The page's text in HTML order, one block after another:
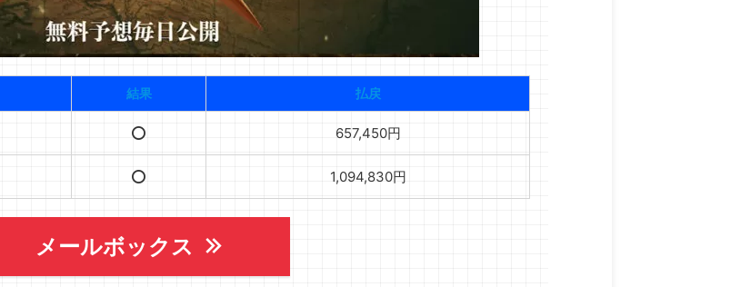
結果 払戻
⭕️ 657,450円
⭕️ 1,094,830円
メールボックス